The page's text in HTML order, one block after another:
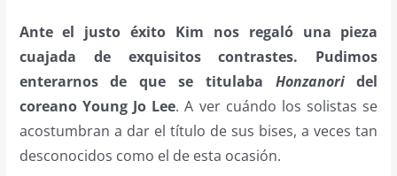
Ante el justo éxito Kim nos regaló una pieza
cuajada de exquisitos contrastes. Pudimos
enterarnos de que se titulaba Honzanoridel
coreano Young Jo Lee. A ver cuándo los solistas se
acostumbran a dar el título de sus bises, a veces tan
desconocidos como el de esta ocasión.